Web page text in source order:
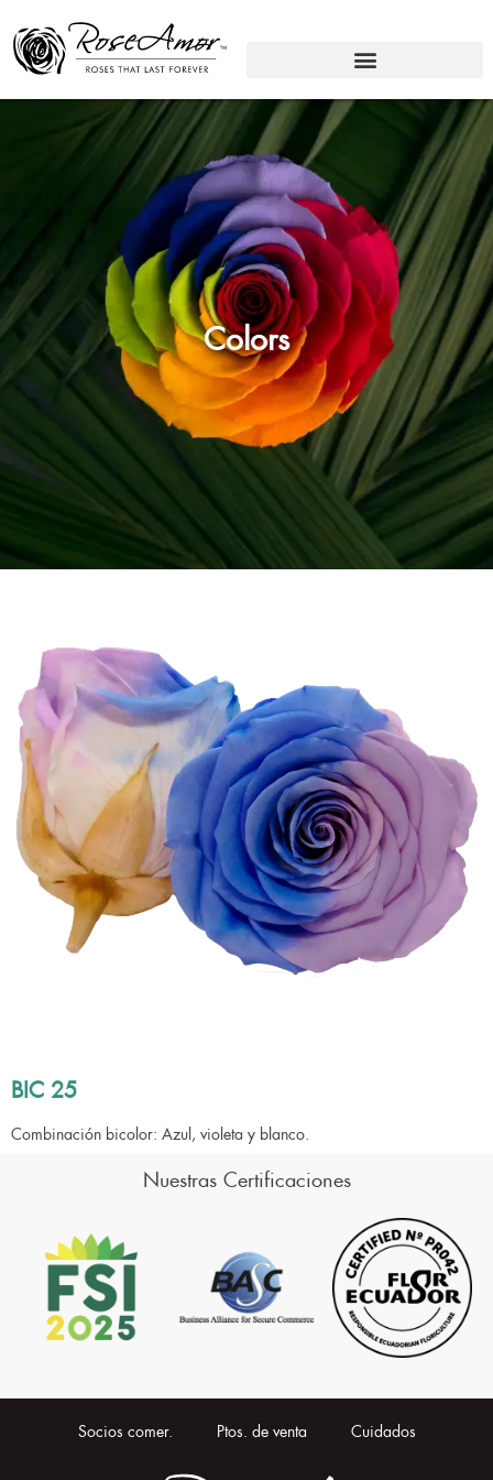
Colors
BIC 25
Combinación bicolor: Azul, violeta y blanco.
Nuestras Certificaciones
Socios comer. Ptos. de venta Cuidados